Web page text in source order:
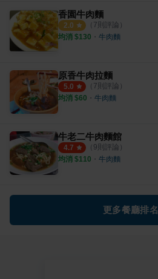
香園牛肉麵
2.0 （ 7則評論）
均消 $130 ・ 牛肉麵
原香牛肉拉麵
5.0 （ 7則評論）
均消 $60 ・ 牛肉麵
牛老二牛肉麵館
4.7 （ 9則評論）
均消 $110 ・ 牛肉麵
更多餐廳排名